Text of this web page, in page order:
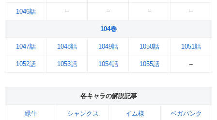
1046話 – – – –
104巻
1047話 1048話 1049話 1050話 1051話
1052話 1053話 1054話 1055話 –
各キャラの解説記事
緑牛 シャンクス イム様 ベガパンク